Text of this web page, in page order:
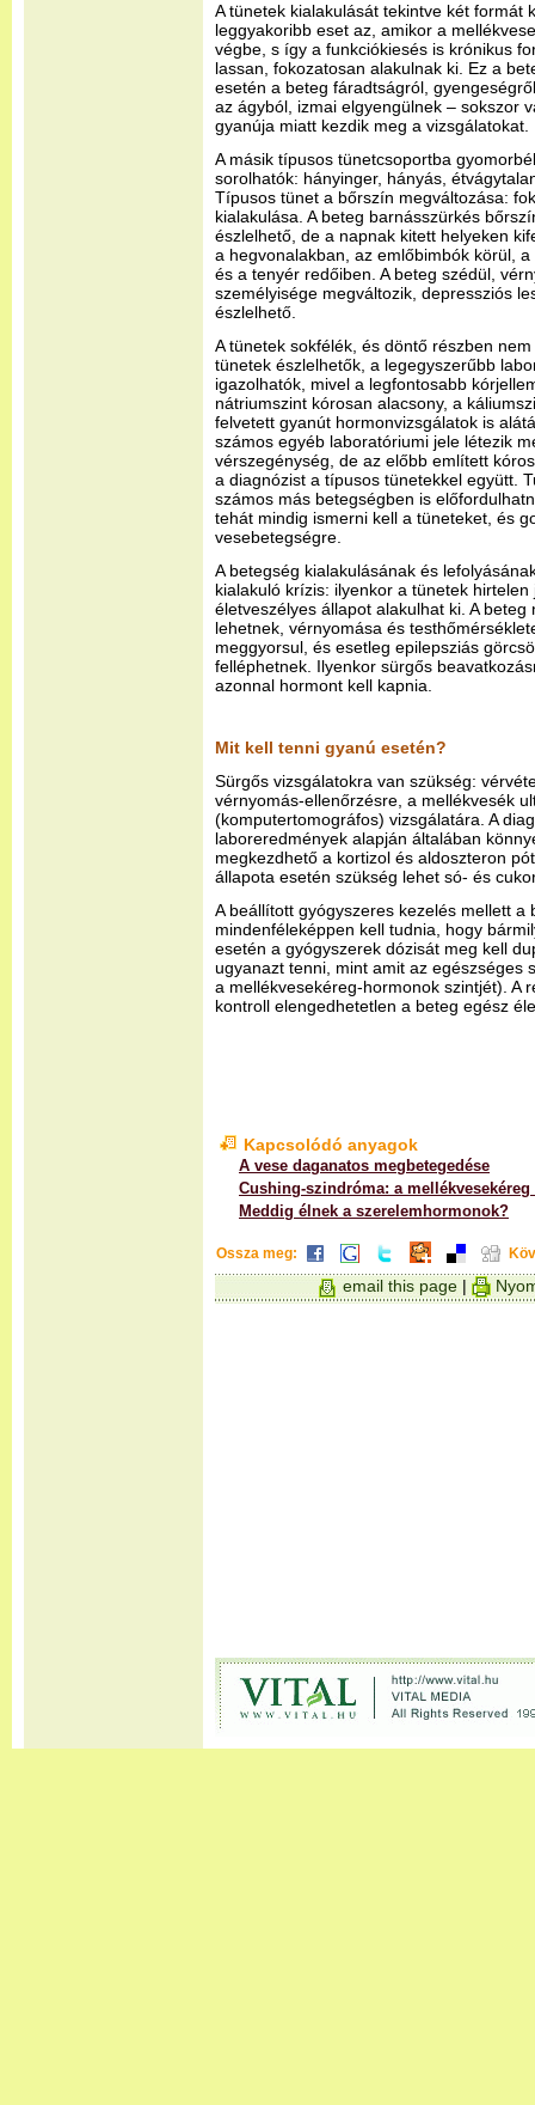
A tünetek kialakulását tekintve két formát
leggyakoribb eset az, amikor a
végbe, s így a funkciókiesés is krónikus
lassan, fokozatosan alakulnak ki. Ez a
esetén a beteg fáradtságról,
az ágyból, izmai elgyengülnek – sokszor
gyanúja miatt kezdik meg a vizsgálatokat.
A másik típusos tünetcsoportba
sorolhatók: hányinger, hányás,
Típusos tünet a bőrszín megváltozása:
kialakulása. A beteg barnásszürkés
észlelhető, de a napnak kitett helyeken
a hegvonalakban, az emlőbimbók körül,
és a tenyér redőiben. A beteg szédül,
személyisége megváltozik, depressziós
észlelhető.
A tünetek sokfélék, és döntő részben
tünetek észlelhetők, a legegyszerűbb
igazolhatók, mivel a legfontosabb
nátriumszint kórosan alacsony, a
felvetett gyanút hormonvizsgálatok is
számos egyéb laboratóriumi jele létezik
vérszegénység, de az előbb említett
a diagnózist a típusos tünetekkel együtt.
számos más betegségben is
tehát mindig ismerni kell a tüneteket, és
vesebetegségre.
A betegség kialakulásának és
kialakuló krízis: ilyenkor a tünetek
életveszélyes állapot alakulhat ki. A
lehetnek, vérnyomása és
meggyorsul, és esetleg epilepsziás
felléphetnek. Ilyenkor sürgős
azonnal hormont kell kapnia.
Mit kell tenni gyanú esetén?
Sürgős vizsgálatokra van szükség:
vérnyomás-ellenőrzésre, a mellékvesék
(komputertomográfos) vizsgálatára. A
laboreredmények alapján általában
megkezdhető a kortizol és aldoszteron
állapota esetén szükség lehet só- és
A beállított gyógyszeres kezelés mellett a
mindenféleképpen kell tudnia, hogy
esetén a gyógyszerek dózisát meg kell
ugyanazt tenni, mint amit az egészséges
a mellékvesekéreg-hormonok szintjét). A
kontroll elengedhetetlen a beteg egész
Kapcsolódó anyagok
A vese daganatos megbetegedése
Cushing-szindróma: a
Meddig élnek a szerelemhormonok?
Ossza meg:
email this page |